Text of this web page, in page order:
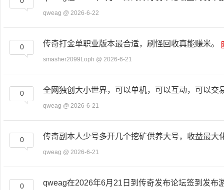
qweag @ 2026-6-22
0 传奇打金单职业版本最合适，刷怪回收真能赚米。
smasher2099Loph @ 2026-6-21
0 全网独创大小世界，可以单机，可以互动，可以交
qweag @ 2026-6-21
0 传奇副本人少号多开几个挖矿供养大号，收益最大
qweag @ 2026-6-21
0 qweag在2026年6月21日到传奇发布论坛签到发布